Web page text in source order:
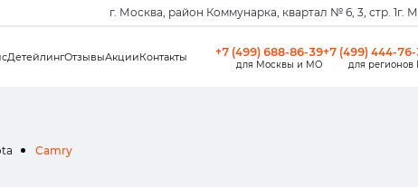
г. Москва, район Коммунарка, квартал № 6, 3, стр. 1г.
ДетейлингОтзывыАкцииКонтакты +7 (499) 688-86-39
для Москвы и МО
+7 (499) 444-
для регионов
Camry